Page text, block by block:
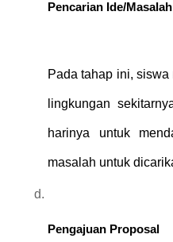
Pencarian Ide/Masalah
Pada tahap ini,
lingkungan
harinya untuk
masalah untuk
Pengajuan Proposal